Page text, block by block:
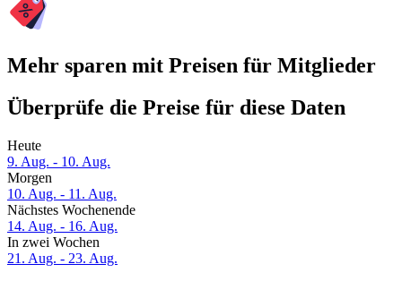
Mehr sparen mit Preisen für Mitglieder
Überprüfe die Preise für diese Daten
Heute
9. Aug. - 10. Aug.
Morgen
10. Aug. - 11. Aug.
Nächstes Wochenende
14. Aug. - 16. Aug.
In zwei Wochen
21. Aug. - 23. Aug.